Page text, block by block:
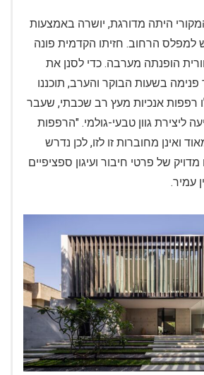
היתה מדורגת, יושרה באמצעות
הרחוב. חזיתו הקדמית פונה
הופנתה מערבה. כדי לסנן את
בשעות הבוקר והערב, תוכננו
רפפות אנכיות מעץ רב שכבתי, שעבר
ליצירת גוון טבעי-גולמי. "הרפפות
ואינן מחוברות זו לזו, לכן נדרש
מדויק של פרטי חיבור ועיגון ספציפיים
עמיר.